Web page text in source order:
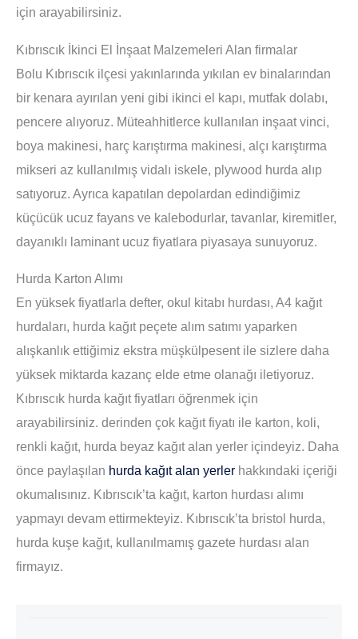
için arayabilirsiniz.
Kıbrıscık İkinci El İnşaat Malzemeleri Alan firmalar
Bolu Kıbrıscık ilçesi yakınlarında yıkılan ev binalarından
bir kenara ayırılan yeni gibi ikinci el kapı, mutfak dolabı,
pencere alıyoruz. Müteahhitlerce kullanılan inşaat vinci,
boya makinesi, harç karıştırma makinesi, alçı karıştırma
mikseri az kullanılmış vidalı iskele, plywood hurda alıp
satıyoruz. Ayrıca kapatılan depolardan edindiğimiz
küçücük ucuz fayans ve kalebodurlar, tavanlar, kiremitler,
dayanıklı laminant ucuz fiyatlara piyasaya sunuyoruz.
Hurda Karton Alımı
En yüksek fiyatlarla defter, okul kitabı hurdası, A4 kağıt
hurdaları, hurda kağıt peçete alım satımı yaparken
alışkanlık ettiğimiz ekstra müşkülpesent ile sizlere daha
yüksek miktarda kazanç elde etme olanağı iletiyoruz.
Kıbrıscık hurda kağıt fiyatları öğrenmek için
arayabilirsiniz. derinden çok kağıt fiyatı ile karton, koli,
renkli kağıt, hurda beyaz kağıt alan yerler içindeyiz. Daha
önce paylaşılan hurda kağıt alan yerler hakkındaki içeriği
okumalısınız. Kıbrıscık’ta kağıt, karton hurdası alımı
yapmayı devam ettirmekteyiz. Kıbrıscık’ta bristol hurda,
hurda kuşe kağıt, kullanılmamış gazete hurdası alan
firmayız.